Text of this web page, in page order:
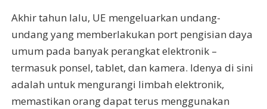
Akhir tahun lalu, UE mengeluarkan undang-
undang yang memberlakukan port pengisian daya
umum pada banyak perangkat elektronik –
termasuk ponsel, tablet, dan kamera. Idenya di sini
adalah untuk mengurangi limbah elektronik,
memastikan orang dapat terus menggunakan